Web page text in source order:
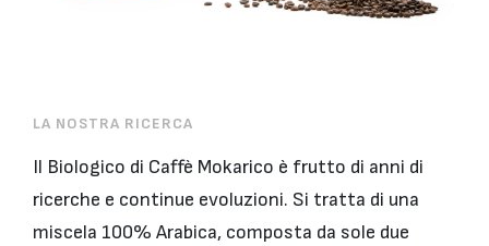
LA NOSTRA RICERCA
Il Biologico di Caffè Mokarico è frutto di anni di
ricerche e continue evoluzioni. Si tratta di una
miscela 100% Arabica, composta da sole due